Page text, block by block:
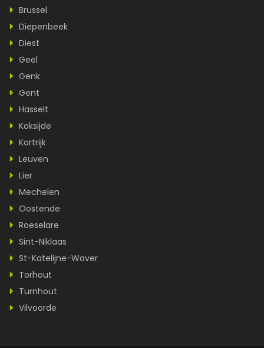
Brussel
Diepenbeek
Diest
Geel
Genk
Gent
Hasselt
Koksijde
Kortrijk
Leuven
Lier
Mechelen
Oostende
Roeselare
Sint-Niklaas
St-Katelijne-Waver
Torhout
Turnhout
Vilvoorde